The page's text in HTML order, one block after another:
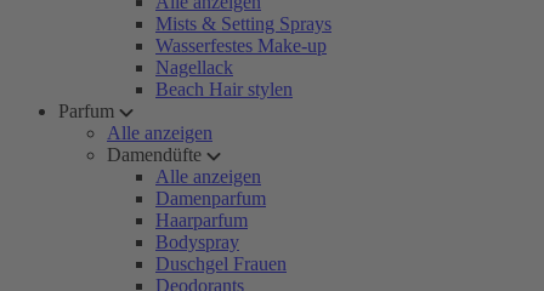
Mists & Setting Sprays
Wasserfestes Make-up
Nagellack
Beach Hair stylen
Parfum
Alle anzeigen
Damendüfte
Alle anzeigen
Damenparfum
Haarparfum
Bodyspray
Duschgel Frauen
Deodorants